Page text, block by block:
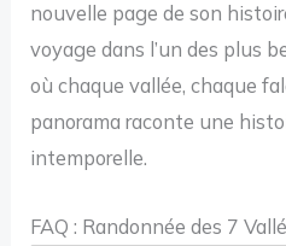
nouvelle page de son
voyage dans l’un des plus
où chaque vallée, chaque
panorama raconte une
intemporelle.
FAQ : Randonnée des 7